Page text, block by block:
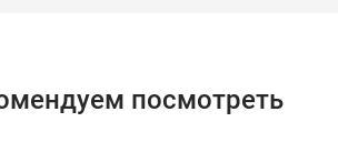
посмотреть